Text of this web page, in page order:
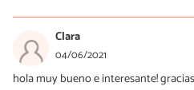
SI pone en riesgo su salud creo
ademas la reproducción de
criadores certificados, pero la
Clara
04/06/2021
hola muy bueno e interesante!